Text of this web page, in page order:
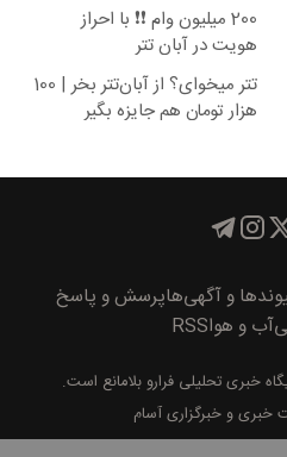
200 میلیون وام ❗❗ با احراز
هویت در آبان تتر
تتر میخوای؟ از آبان‌تتر بخر | 100
هزار تومان هم جایزه بگیر
و آگهی‌هاپرسش و پاسخ
آب و هواRSS
خبری تحليلی فراروبلامانع است.
و خبرگزاری آسام